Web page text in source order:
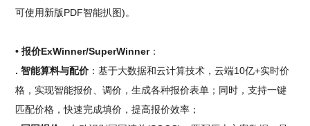
可使用新版PDF智能扒图)。
• 报价ExWinner/SuperWinner：
. 智能算料与配价 ：基于大数据和云计算技术，云端10亿+实时价
格，实现智能报价、调价，生成各种报价表单；同时，支持一键
匹配价格，快速完成填价，提高报价效率；